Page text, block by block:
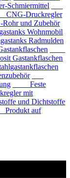
Schmiermittel
Druckregler
und Zubehör
Wohnmobil
Radmulden
Feste
mit
und Dichtstoffe
Produkt auf